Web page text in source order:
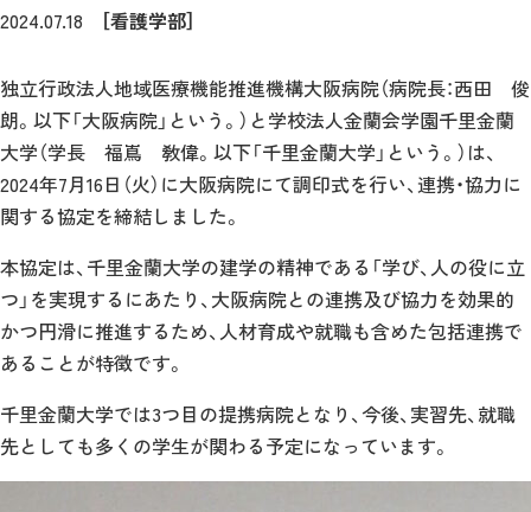
2024.07.18 ［看護学部］
独立行政法人地域医療機能推進機構大阪病院（病院長：西田 俊
朗。以下「大阪病院」という。）と学校法人金蘭会学園千里金蘭
大学（学長 福嶌 敎偉。以下「千里金蘭大学」という。）は、
2024年7月16日（火）に大阪病院にて調印式を行い、連携・協力に
関する協定を締結しました。
本協定は、千里金蘭大学の建学の精神である「学び、人の役に立
つ」を実現するにあたり、大阪病院との連携及び協力を効果的
かつ円滑に推進するため、人材育成や就職も含めた包括連携で
あることが特徴です。
千里金蘭大学では3つ目の提携病院となり、今後、実習先、就職
先としても多くの学生が関わる予定になっています。